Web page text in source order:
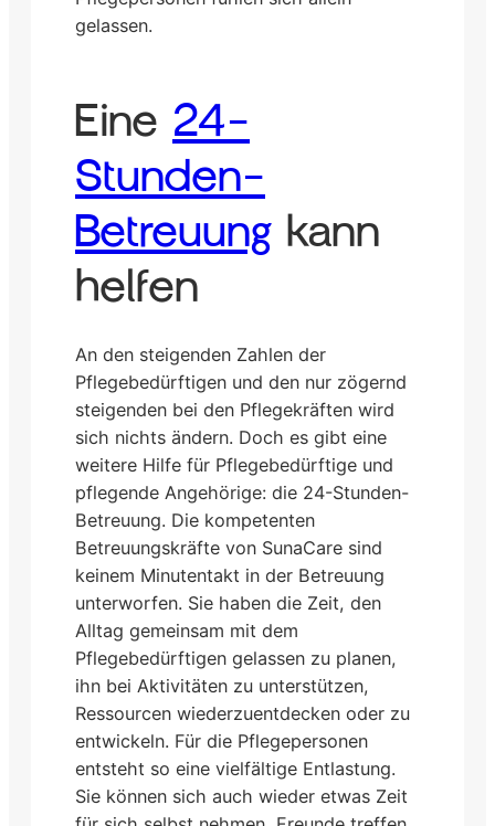
gelassen.
Eine 24-
Stunden-
Betreuung kann
helfen
An den steigenden Zahlen der
Pflegebedürftigen und den nur zögernd
steigenden bei den Pflegekräften wird
sich nichts ändern. Doch es gibt eine
weitere Hilfe für Pflegebedürftige und
pflegende Angehörige: die 24-Stunden-
Betreuung. Die kompetenten
Betreuungskräfte von SunaCare sind
keinem Minutentakt in der Betreuung
unterworfen. Sie haben die Zeit, den
Alltag gemeinsam mit dem
Pflegebedürftigen gelassen zu planen,
ihn bei Aktivitäten zu unterstützen,
Ressourcen wiederzuentdecken oder zu
entwickeln. Für die Pflegepersonen
entsteht so eine vielfältige Entlastung.
Sie können sich auch wieder etwas Zeit